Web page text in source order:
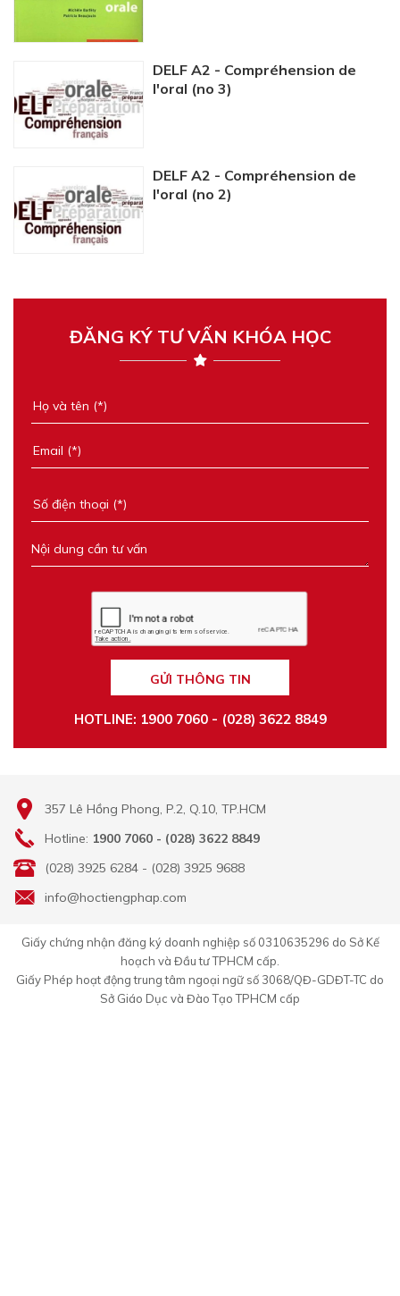
DELF A2 - Compréhension de
l'oral (no 3)
DELF A2 - Compréhension de
l'oral (no 2)
ĐĂNG KÝ TƯ VẤN KHÓA HỌC
GỬI THÔNG TIN
HOTLINE: 1900 7060 - (028) 3622 8849
357 Lê Hồng Phong, P.2, Q.10, TP.HCM
Hotline: 1900 7060 - (028) 3622 8849
(028) 3925 6284 - (028) 3925 9688
info@hoctiengphap.com
Giấy chứng nhận đăng ký doanh nghiệp số 0310635296 do Sở Kế
hoạch và Đầu tư TPHCM cấp.
Giấy Phép hoạt động trung tâm ngoại ngữ số 3068/QĐ-GDĐT-TC do
Sở Giáo Dục và Đào Tạo TPHCM cấp